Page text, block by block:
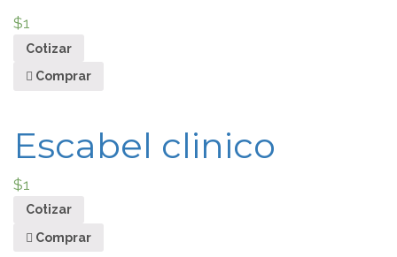
$1
Cotizar
Comprar
Escabel clinico
$1
Cotizar
Comprar